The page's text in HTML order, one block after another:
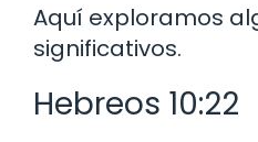
Aquí exploramos
significativos.
Hebreos 10:22